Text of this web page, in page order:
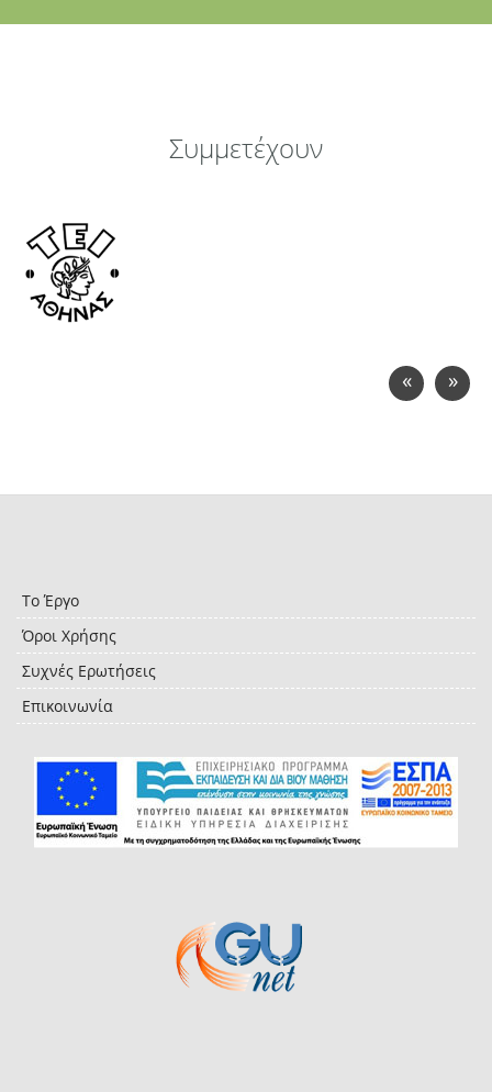
Συμμετέχουν
« »
Το Έργο
Όροι Χρήσης
Συχνές Ερωτήσεις
Επικοινωνία